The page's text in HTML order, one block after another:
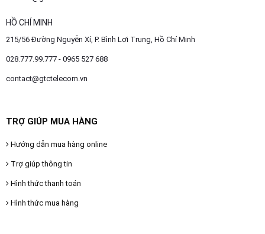
HỒ CHÍ MINH
215/56 Đường Nguyễn Xí, P. Bình Lợi Trung, Hồ Chí Minh
028.777.99.777 - 0965 527 688
contact@gtctelecom.vn
TRỢ GIÚP MUA HÀNG
Hướng dẫn mua hàng online
Trợ giúp thông tin
Hình thức thanh toán
Hình thức mua hàng